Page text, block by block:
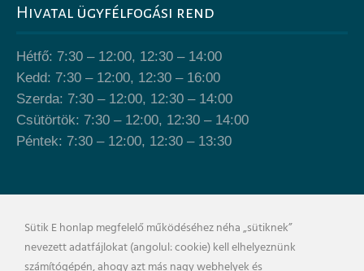
Hivatal ügyfélfogási rend
Hétfő: 7:30 – 12:00, 12:30 – 14:00
Kedd: 7:30 – 12:00, 12:30 – 16:00
Szerda: 7:30 – 12:00, 12:30 – 14:00
Csütörtök: 7:30 – 12:00, 12:30 – 14:00
Péntek: 7:30 – 12:00, 12:30 – 13:30
Sütik E honlap megfelelő működéséhez néha „sütiknek”
nevezett adatfájlokat (angolul: cookie) kell elhelyeznünk